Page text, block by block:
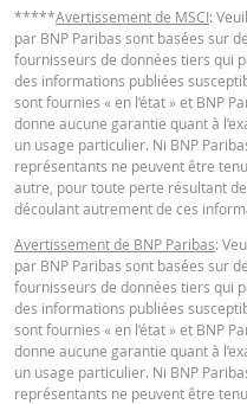
pouvez pas compter sur BNP
des recommandations de
soient basés sur des
exhaustivité n'est pas garantie.
concerne les informations
responsabilité pour tout
immatériel ou consécutif (y
manière que ce soit de
ou les informations contenues
change saisies proviennent de
fins d’information uniquement.
invitation ou une offre d'achat
financiers. Les informations
destinataires prévus. Il est
informations, en tout ou en
expresse et préalable de BNP
disponibles sur demande auprès
QUOTES
Latest Product Quotes
*****Avertissement de MSCI:
par BNP Paribas sont basées sur
fournisseurs de données tiers qui
des informations publiées
sont fournies « en l’état » et BNP
donne aucune garantie quant à
un usage particulier. Ni BNP
représentants ne peuvent être
autre, pour toute perte résultant
découlant autrement de ces
Avertissement de BNP Paribas:
par BNP Paribas sont basées sur
fournisseurs de données tiers qui
des informations publiées
sont fournies « en l’état » et BNP
donne aucune garantie quant à
un usage particulier. Ni BNP
représentants ne peuvent être